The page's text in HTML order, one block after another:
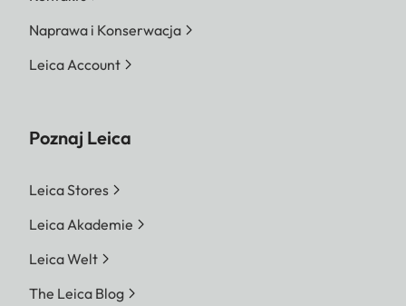
Naprawa i Konserwacja
Leica Account
Poznaj Leica
Leica Stores
Leica Akademie
Leica Welt
The Leica Blog